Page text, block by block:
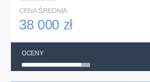
CENA ŚREDNIA
38 000 zł
OCENY